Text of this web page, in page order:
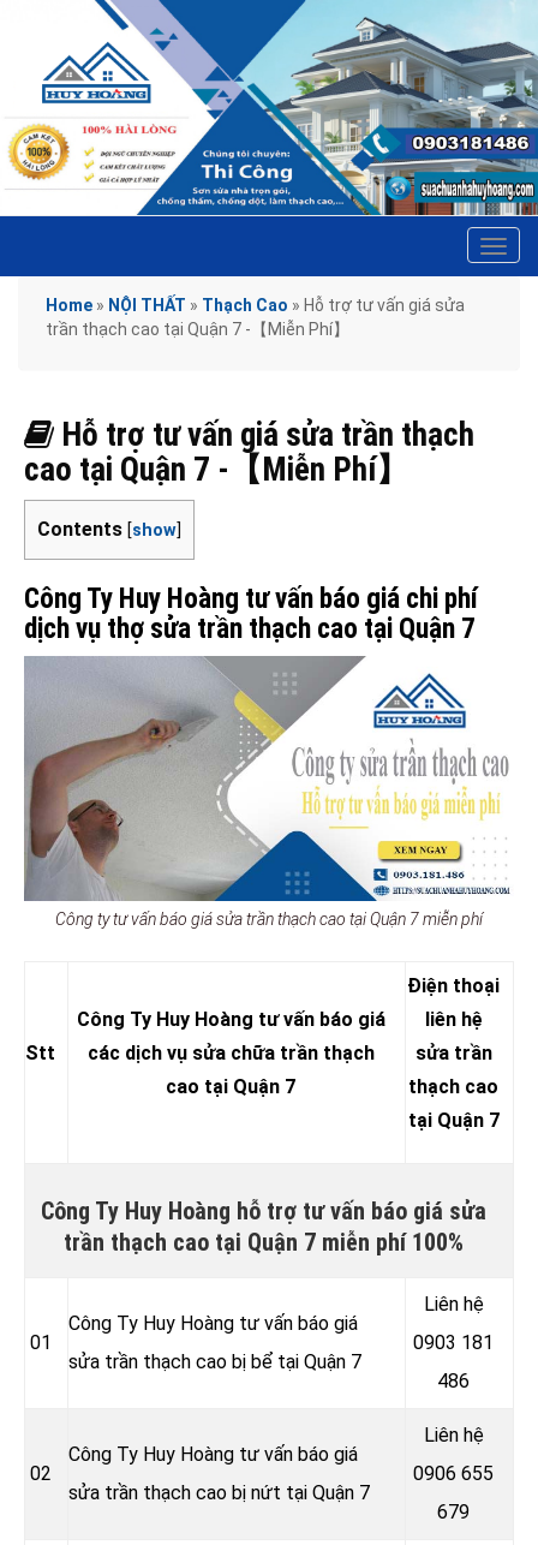
Home » NỘI THẤT » Thạch Cao » Hỗ trợ tư vấn giá sửa
trần thạch cao tại Quận 7 -【Miễn Phí】
Hỗ trợ tư vấn giá sửa trần thạch
cao tại Quận 7 -【Miễn Phí】
Contents [show]
Công Ty Huy Hoàng tư vấn báo giá chi phí
dịch vụ thợ sửa trần thạch cao tại Quận 7
Công ty tư vấn báo giá sửa trần thạch cao tại Quận 7 miễn phí
Stt
Công Ty Huy Hoàng tư vấn báo giá
các dịch vụ sửa chữa trần thạch
cao tại Quận 7
Điện thoại
liên hệ
sửa trần
thạch cao
tại Quận 7
Công Ty Huy Hoàng hỗ trợ tư vấn báo giá sửa
trần thạch cao tại Quận 7 miễn phí 100%
01
Công Ty Huy Hoàng tư vấn báo giá
sửa trần thạch cao bị bể tại Quận 7
Liên hệ
0903 181
486
02
Công Ty Huy Hoàng tư vấn báo giá
sửa trần thạch cao bị nứt tại Quận 7
Liên hệ
0906 655
679